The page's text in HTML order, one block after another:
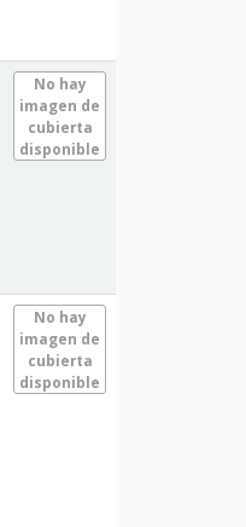
No hay
imagen de
cubierta
disponible
No hay
imagen de
cubierta
disponible